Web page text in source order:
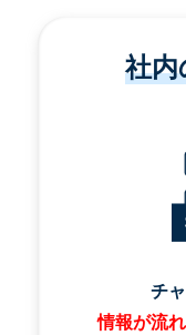
社
チ
情報が流